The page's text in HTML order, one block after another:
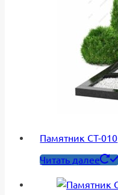
Памятник СТ-010
Читать далее